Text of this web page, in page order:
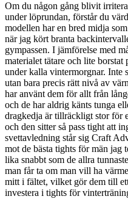
Om du någon gång blivit
under löprundan, förstår du
modellen har en bred midja
när jag kört branta
gympassen. I jämförelse med
materialet tätare och lite
under kalla vintermorgnar. Inte
utan bara precis rätt nivå av
har använt dem för allt från
och de har aldrig känts tunga
dragkedja är tillräckligt stor för
och den sitter så pass tight att
svettavledning står sig Craft
mot de bästa tights för män jag
lika snabbt som de allra
man får ta om man vill ha
mitt i fältet, vilket gör dem till
investera i tights för